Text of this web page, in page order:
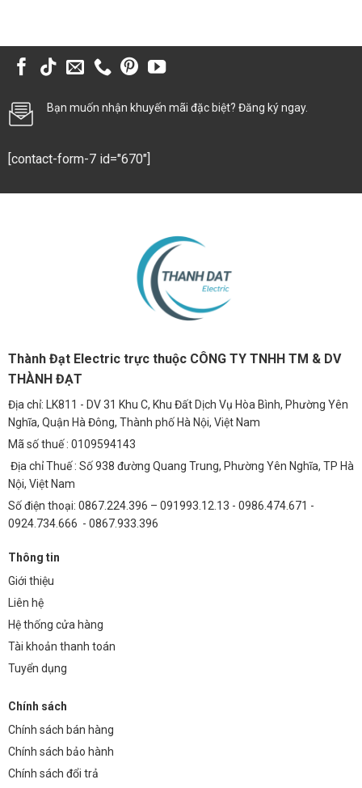
Bạn muốn nhận khuyến mãi đặc biệt? Đăng ký ngay.
[contact-form-7 id="670"]
Thành Đạt Electric trực thuộc CÔNG TY TNHH TM & DV
THÀNH ĐẠT
Địa chỉ: LK811 - DV 31 Khu C, Khu Đất Dịch Vụ Hòa Bình, Phường Yên
Nghĩa, Quận Hà Đông, Thành phố Hà Nội, Việt Nam
Mã số thuế : 0109594143
Địa chỉ Thuế : Số 938 đường Quang Trung, Phường Yên Nghĩa, TP Hà
Nội, Việt Nam
Số điện thoại: 0867.224.396 – 091993.12.13 - 0986.474.671 -
0924.734.666 - 0867.933.396
Thông tin
Giới thiệu
Liên hệ
Hệ thống cửa hàng
Tài khoản thanh toán
Tuyển dụng
Chính sách
Chính sách bán hàng
Chính sách bảo hành
Chính sách đổi trả